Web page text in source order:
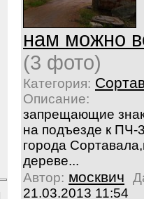
нам можно
(3 фото)
Категория:
Описание:
запрещающие
на подъезде к ПЧ-
города
дереве...
Автор: москвич
21.03.2013 11:54